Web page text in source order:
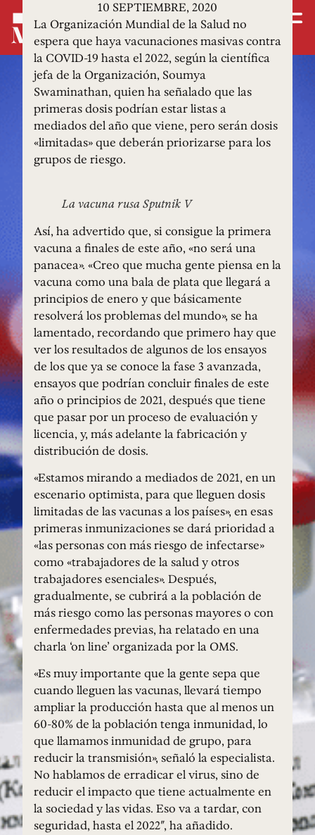
10 SEPTIEMBRE, 2020
La Organización Mundial de la Salud no
espera que haya vacunaciones masivas contra
la COVID-19 hasta el 2022, según la científica
jefa de la Organización, Soumya
Swaminathan, quien ha señalado que las
primeras dosis podrían estar listas a
mediados del año que viene, pero serán dosis
«limitadas» que deberán priorizarse para los
grupos de riesgo.
La vacuna rusa Sputnik V
Así, ha advertido que, si consigue la primera
vacuna a finales de este año, «no será una
panacea». «Creo que mucha gente piensa en la
vacuna como una bala de plata que llegará a
principios de enero y que básicamente
resolverá los problemas del mundo», se ha
lamentado, recordando que primero hay que
ver los resultados de algunos de los ensayos
de los que ya se conoce la fase 3 avanzada,
ensayos que podrían concluir finales de este
año o principios de 2021, después que tiene
que pasar por un proceso de evaluación y
licencia, y, más adelante la fabricación y
distribución de dosis.
«Estamos mirando a mediados de 2021, en un
escenario optimista, para que lleguen dosis
limitadas de las vacunas a los países», en esas
primeras inmunizaciones se dará prioridad a
«las personas con más riesgo de infectarse»
como «trabajadores de la salud y otros
trabajadores esenciales». Después,
gradualmente, se cubrirá a la población de
más riesgo como las personas mayores o con
enfermedades previas, ha relatado en una
charla ‘on line’ organizada por la OMS.
«Es muy importante que la gente sepa que
cuando lleguen las vacunas, llevará tiempo
ampliar la producción hasta que al menos un
60-80% de la población tenga inmunidad, lo
que llamamos inmunidad de grupo, para
reducir la transmisión», señaló la especialista.
No hablamos de erradicar el virus, sino de
reducir el impacto que tiene actualmente en
la sociedad y las vidas. Eso va a tardar, con
seguridad, hasta el 2022″, ha añadido.